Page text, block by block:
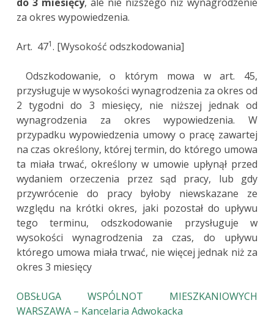
do 3 miesięcy, ale nie niższego niż wynagrodzenie
za okres wypowiedzenia.
Art. 471. [Wysokość odszkodowania]
Odszkodowanie, o którym mowa w art. 45,
przysługuje w wysokości wynagrodzenia za okres od
2 tygodni do 3 miesięcy, nie niższej jednak od
wynagrodzenia za okres wypowiedzenia. W
przypadku wypowiedzenia umowy o pracę zawartej
na czas określony, której termin, do którego umowa
ta miała trwać, określony w umowie upłynął przed
wydaniem orzeczenia przez sąd pracy, lub gdy
przywrócenie do pracy byłoby niewskazane ze
względu na krótki okres, jaki pozostał do upływu
tego terminu, odszkodowanie przysługuje w
wysokości wynagrodzenia za czas, do upływu
którego umowa miała trwać, nie więcej jednak niż za
okres 3 miesięcy
OBSŁUGA WSPÓLNOT MIESZKANIOWYCH
WARSZAWA – Kancelaria Adwokacka